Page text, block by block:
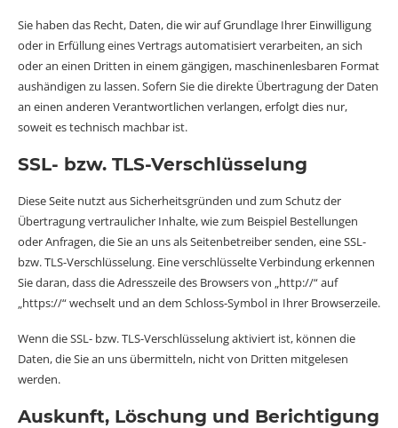
Sie haben das Recht, Daten, die wir auf Grundlage Ihrer Einwilligung
oder in Erfüllung eines Vertrags automatisiert verarbeiten, an sich
oder an einen Dritten in einem gängigen, maschinenlesbaren Format
aushändigen zu lassen. Sofern Sie die direkte Übertragung der Daten
an einen anderen Verantwortlichen verlangen, erfolgt dies nur,
soweit es technisch machbar ist.
SSL- bzw. TLS-Verschlüsselung
Diese Seite nutzt aus Sicherheitsgründen und zum Schutz der
Übertragung vertraulicher Inhalte, wie zum Beispiel Bestellungen
oder Anfragen, die Sie an uns als Seitenbetreiber senden, eine SSL-
bzw. TLS-Verschlüsselung. Eine verschlüsselte Verbindung erkennen
Sie daran, dass die Adresszeile des Browsers von „http://“ auf
„https://“ wechselt und an dem Schloss-Symbol in Ihrer Browserzeile.
Wenn die SSL- bzw. TLS-Verschlüsselung aktiviert ist, können die
Daten, die Sie an uns übermitteln, nicht von Dritten mitgelesen
werden.
Auskunft, Löschung und Berichtigung